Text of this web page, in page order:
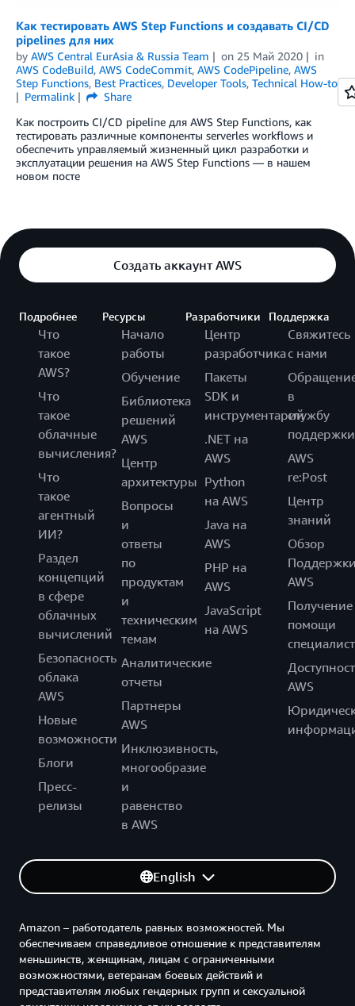
Как тестировать AWS Step Functions и создавать CI/CD
pipelines для них
by AWS Central EurAsia & Russia Team on 25 Май 2020
in
AWS CodeBuild, AWS CodeCommit, AWS CodePipeline, AWS
Step Functions, Best Practices, Developer Tools, Technical How-to
Permalink
Share
Как построить CI/CD pipeline для AWS Step Functions, как
тестировать различные компоненты serverles workflows и
обеспечить управляемый жизненный цикл разработки и
эксплуатации решения на AWS Step Functions — в нашем
новом посте
Создать аккаунт AWS
Подробнее
Что
такое
AWS?
Что
такое
облачные
вычисления?
Что
такое
агентный
ИИ?
Раздел
концепций
в сфере
облачных
вычислений
Безопасность
облака
AWS
Новые
возможности
Блоги
Пресс-
релизы
Ресурсы
Начало
работы
Обучение
Библиотека
решений
AWS
Центр
архитектуры
Вопросы
и
ответы
по
продуктам
и
техническим
темам
Аналитические
отчеты
Партнеры
AWS
Инклюзивность,
многообразие
и
равенство
в AWS
Разработчики
Центр
разработчика
Пакеты
SDK и
инструментарий
.NET на
AWS
Python
на AWS
Java на
AWS
PHP на
AWS
JavaScript
на AWS
Поддержка
Свяжитесь
с нами
в
службу
поддержки
AWS
re:Post
Центр
знаний
Обзор
AWS
Получение
помощи
AWS
English
Amazon – работодатель равных возможностей. Мы
обеспечиваем справедливое отношение к представителям
меньшинств, женщинам, лицам с ограниченными
возможностями, ветеранам боевых действий и
представителям любых гендерных групп и сексуальной